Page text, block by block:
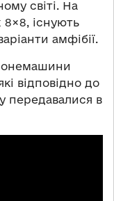
світі. На
існують
амфібії.
відповідно до
передавалися в